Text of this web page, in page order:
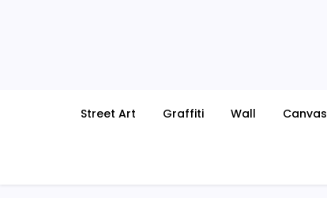
Street Art Graffiti Wall Canvas